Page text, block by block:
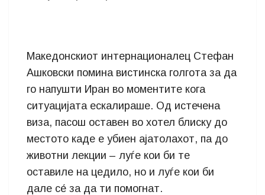
Македонскиот интернационалец Стефан
Ашковски помина вистинска голгота за да
го напушти Иран во моментите кога
ситуацијата ескалираше. Од истечена
виза, пасош оставен во хотел блиску до
местото каде е убиен ајатолахот, па до
животни лекции – луѓе кои би те
оставиле на цедило, но и луѓе кои би
дале се́ за да ти помогнат.